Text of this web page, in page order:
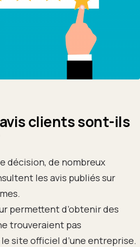
clients sont-ils
décision, de nombreux
les avis publiés sur
permettent d’obtenir des
trouveraient pas
site officiel d’une entreprise.